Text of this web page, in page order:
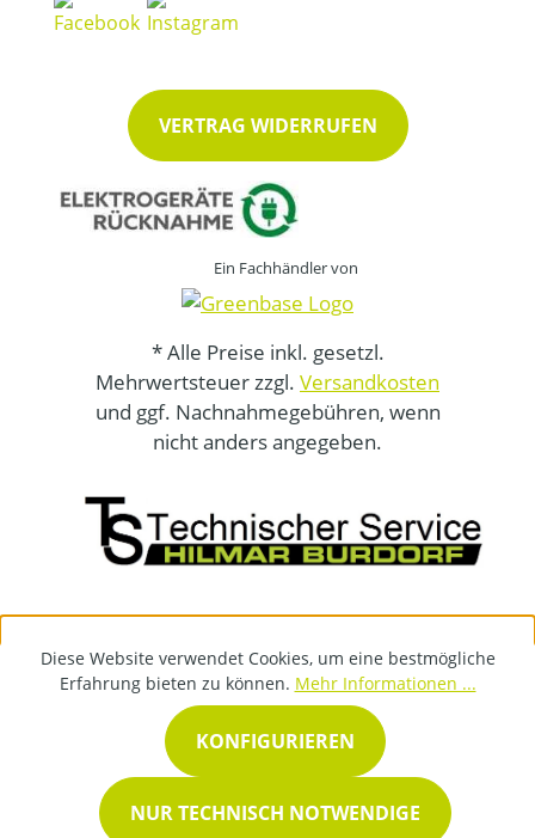
VERTRAG WIDERRUFEN
Ein Fachhändler von
* Alle Preise inkl. gesetzl.
Mehrwertsteuer zzgl. Versandkosten
und ggf. Nachnahmegebühren, wenn
nicht anders angegeben.
Diese Website verwendet Cookies, um eine bestmögliche
Erfahrung bieten zu können. Mehr Informationen ...
NUR TECHNISCH NOTWENDIGE
KONFIGURIEREN